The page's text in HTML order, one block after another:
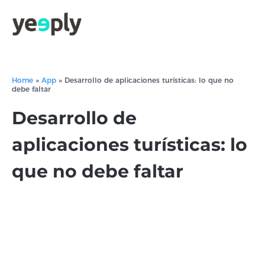
Home » App » Desarrollo de aplicaciones turísticas: lo que no
debe faltar
Desarrollo de
aplicaciones turísticas: lo
que no debe faltar